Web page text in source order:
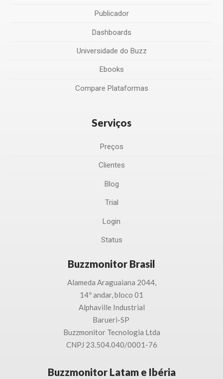
Publicador
Dashboards
Universidade do Buzz
Ebooks
Compare Plataformas
Serviços
Preços
Clientes
Blog
Trial
Login
Status
Buzzmonitor Brasil
Alameda Araguaiana 2044,
14º andar, bloco 01
Alphaville Industrial
Barueri-SP
Buzzmonitor Tecnologia Ltda
CNPJ 23.504.040/0001-76
Buzzmonitor Latam e Ibéria